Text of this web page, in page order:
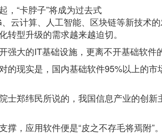
，“卡脖子”将成为过去式
云计算、人工智能、区块链等新技术
转型升级的需求越来越迫切。
强大的IT基础设施，更离不开基础软件
的现实是，国内基础软件95%以上的
士郑纬民所说的，我国信息产业的创
撑，应用软件便是“皮之不存毛将焉附”。